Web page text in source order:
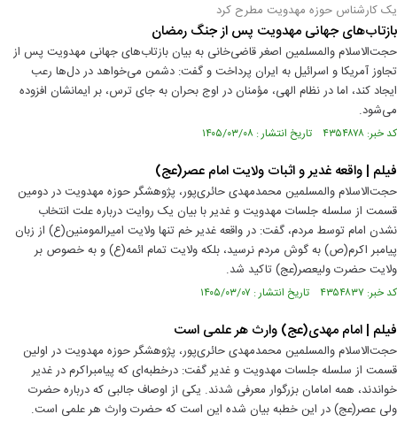
یک کارشناس حوزه مهدویت مطرح کرد
بازتاب‌های جهانی مهدویت پس از جنگ رمضان
حجت‌الاسلام والمسلمین اصغر قاضی‌خانی به بیان بازتاب‌های جهانی مهدویت پس از
تجاوز آمریکا و اسرائیل به ایران پرداخت و گفت: دشمن می‌خواهد در دل‌ها رعب
ایجاد کند، اما در نظام الهی، مؤمنان در اوج بحران به جای ترس، بر ایمانشان افزوده
می‌شود.
کد خبر: ۴۳۵۴۸۷۸ تاریخ انتشار : ۱۴۰۵/۰۳/۰۸
فیلم | واقعه غدیر و اثبات ولایت امام عصر(عج)
حجت‌الاسلام والمسلمین محمدمهدی حائری‌پور، پژوهشگر حوزه مهدویت در دومین
قسمت از سلسله جلسات مهدویت و غدیر با بیان یک روایت درباره علت انتخاب
نشدن امام توسط مردم، گفت: در واقعه غدیر خم تنها ولایت امیرالمومنین(ع) از زبان
پیامبر اکرم(ص) به گوش مردم نرسید، بلکه ولایت تمام ائمه(ع) و به خصوص بر
ولایت حضرت ولیعصر(عج) تاکید شد.
کد خبر: ۴۳۵۴۸۳۷ تاریخ انتشار : ۱۴۰۵/۰۳/۰۷
فیلم | امام مهدی(عج) وارث هر علمی است
حجت‌الاسلام والمسلمین محمدمهدی حائری‌پور، پژوهشگر حوزه مهدویت در اولین
قسمت از سلسله جلسات مهدویت و غدیر گفت: درخطبه‌ای که پیامبراکرم در غدیر
خواندند، همه امامان بزرگوار معرفی شدند. یکی از اوصاف جالبی که درباره حضرت
ولی عصر(عج) در این خطبه بیان شده این است که حضرت وارث هر علمی است.